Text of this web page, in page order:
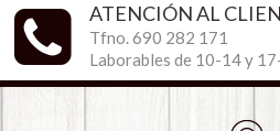
ATENCIÓN AL
Tfno. 690 282 171
Laborables de 10-14 y